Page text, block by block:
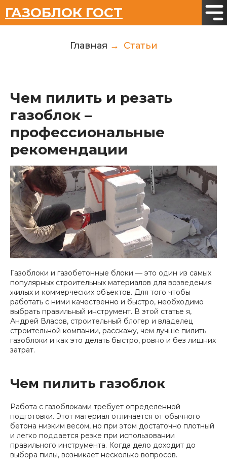
ГАЗОБЛОК ГОСТ
Главная → Статьи
Чем пилить и резать
газоблок –
профессиональные
рекомендации
Газоблоки и газобетонные блоки — это один из самых
популярных строительных материалов для возведения
жилых и коммерческих объектов. Для того чтобы
работать с ними качественно и быстро, необходимо
выбрать правильный инструмент. В этой статье я,
Андрей Власов, строительный блогер и владелец
строительной компании, расскажу, чем лучше пилить
газоблоки и как это делать быстро, ровно и без лишних
затрат.
Чем пилить газоблок
Работа с газоблоками требует определенной
подготовки. Этот материал отличается от обычного
бетона низким весом, но при этом достаточно плотный
и легко поддается резке при использовании
правильного инструмента. Когда дело доходит до
выбора пилы, возникает несколько вопросов.